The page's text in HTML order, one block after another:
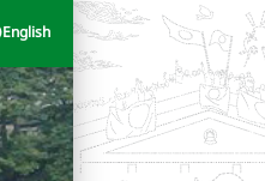
English